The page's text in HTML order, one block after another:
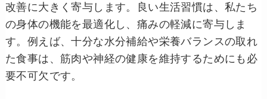
改善に大きく寄与します。良い生活習慣は、私たち
の身体の機能を最適化し、痛みの軽減に寄与しま
す。例えば、十分な水分補給や栄養バランスの取れ
た食事は、筋肉や神経の健康を維持するためにも必
要不可欠です。